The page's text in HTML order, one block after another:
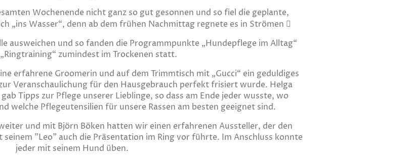
Wochenende nicht ganz so gut gesonnen und so fiel die geplante,
„ins Wasser“, denn ab dem frühen Nachmittag regnete es in Strömen 
ausweichen und so fanden die Programmpunkte „Hundepflege im Alltag“
zumindest im Trockenen statt.
erfahrene Groomerin und auf dem Trimmtisch mit „Gucci“ ein geduldiges
Veranschaulichung für den Hausgebrauch perfekt frisiert wurde. Helga
Tipps zur Pflege unserer Lieblinge, so dass am Ende jeder wusste, wo
welche Pflegeutensilien für unsere Rassen am besten geeignet sind.
und mit Björn Böken hatten wir einen erfahrenen Aussteller, der den
"Leo" auch die Präsentation im Ring vor führte. Im Anschluss konnte
jeder mit seinem Hund üben.